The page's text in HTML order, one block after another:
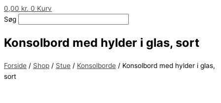
0,00 kr. 0 Kurv
Søg
Konsolbord med hylder i glas, sort
Forside / Shop / Stue / Konsolborde / Konsolbord med hylder i glas,
sort